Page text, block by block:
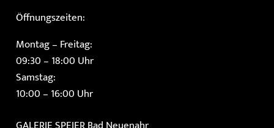
Öffnungszeiten:
Montag – Freitag:
09:30 – 18:00 Uhr
Samstag:
10:00 – 16:00 Uhr